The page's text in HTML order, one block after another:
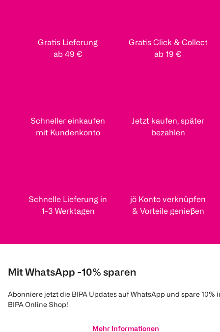
Gratis Lieferung
ab 49 €
Gratis Click & Collect
ab 19 €
Schneller einkaufen
mit Kundenkonto
Jetzt kaufen, später
bezahlen
Schnelle Lieferung in
1-3 Werktagen
jö Konto verknüpfen
& Vorteile genießen
Mit WhatsApp -10% sparen
Abonniere jetzt die BIPA Updates auf WhatsApp und spare 10%
BIPA Online Shop!
Mehr Informationen